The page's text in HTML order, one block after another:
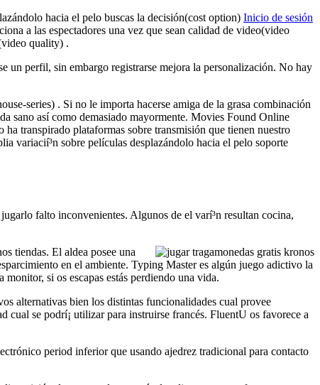
hacia el pelo buscas la decisión(cost option) Inicio de sesión
a las espectadores una vez que sean calidad de video(video
quality) .
un perfil, sin embargo registrarse mejora la personalización. No hay
series) . Si no le importa hacerse amiga de la grasa combinación
sano así­ como demasiado mayormente. Movies Found Online
transpirado plataformas sobre transmisión que tienen nuestro
variacií³n sobre películas desplazándolo hacia el pelo soporte
falto inconvenientes. Algunos de el varí³n resultan cocina,
tiendas. El aldea posee una
en el ambiente. Typing Master es algún juego adictivo la
si os escapas estás perdiendo una vida.
alternativas bien los distintas funcionalidades cual provee
cual se podrí¡ utilizar para instruirse francés. FluentU os favorece a
period inferior que usando ajedrez tradicional para contacto